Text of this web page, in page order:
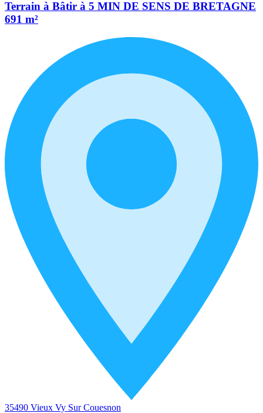
Terrain à Bâtir à 5 MIN DE SENS DE BRETAGNE
691 m²
35490 Vieux Vy Sur Couesnon